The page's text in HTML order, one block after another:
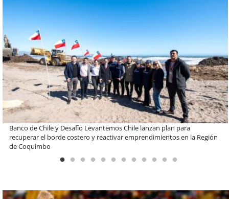
Educación y colaboración público-privada se toman La Araucanía:
encuentro reunió a líderes para abordar las brechas y oportunidades